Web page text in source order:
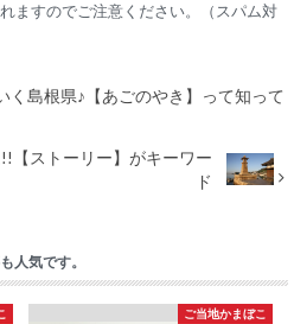
ますのでご注意ください。（スパム対
く島根県♪【あごのやき】って知って
【ストーリー】がキーワー
ド
人気です。
ご当地かまぼこ